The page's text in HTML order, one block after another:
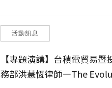
午12:10-13:10 活動地點：清華大
理學院台積館六樓孫運璿紀念中心
活動訊息
【專題演講】台積電貿易暨
務部洪慧恆律師—The